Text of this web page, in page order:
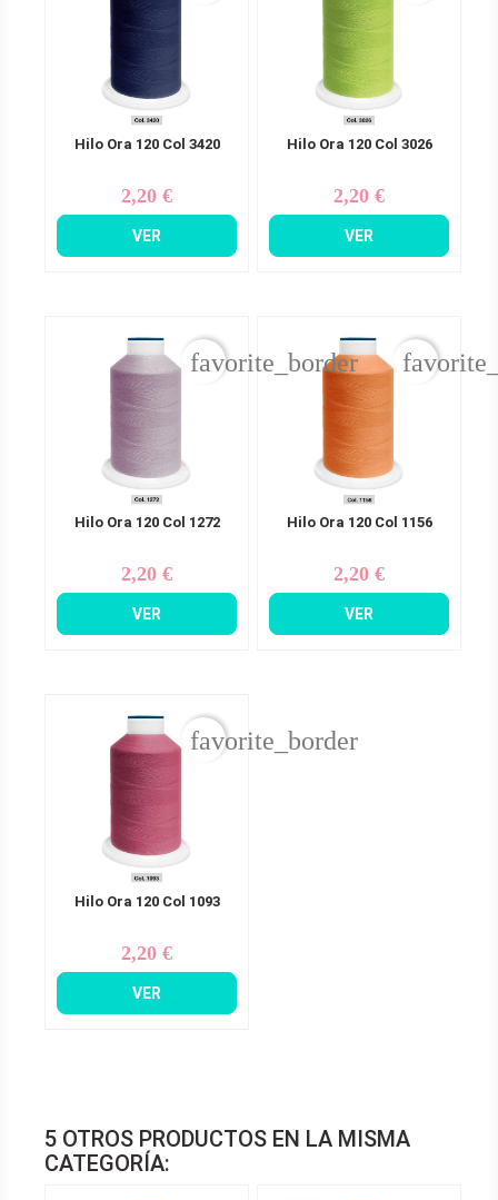
Hilo Ora 120 Col 3420
Precio
2,20 €
VER
Hilo Ora 120 Col 3026
Precio
2,20 €
VER
Hilo Ora 120 Col 1272
Precio
2,20 €
VER
favorite_border
Hilo Ora 120 Col 1156
Precio
2,20 €
VER
Hilo Ora 120 Col 1093
Precio
2,20 €
VER
favorite_border
5 OTROS PRODUCTOS EN LA MISMA
CATEGORÍA: